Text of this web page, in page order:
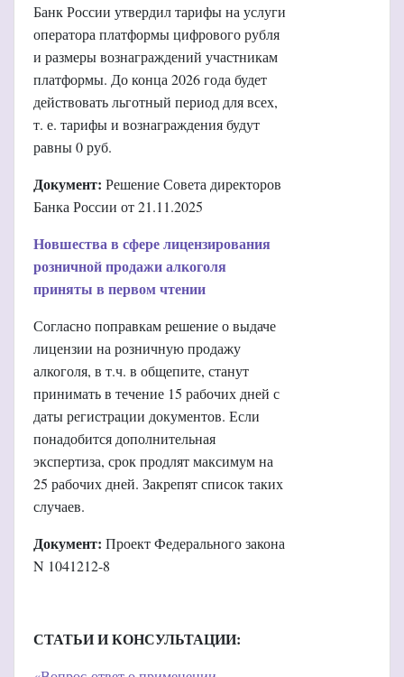
Банк России утвердил тарифы на услуги
оператора платформы цифрового рубля
и размеры вознаграждений участникам
платформы. До конца 2026 года будет
действовать льготный период для всех,
т. е. тарифы и вознаграждения будут
равны 0 руб.
Документ: Решение Совета директоров
Банка России от 21.11.2025
Новшества в сфере лицензирования
розничной продажи алкоголя
приняты в первом чтении
Согласно поправкам решение о выдаче
лицензии на розничную продажу
алкоголя, в т.ч. в общепите, станут
принимать в течение 15 рабочих дней с
даты регистрации документов. Если
понадобится дополнительная
экспертиза, срок продлят максимум на
25 рабочих дней. Закрепят список таких
случаев.
Документ: Проект Федерального закона
N 1041212-8
СТАТЬИ И КОНСУЛЬТАЦИИ: